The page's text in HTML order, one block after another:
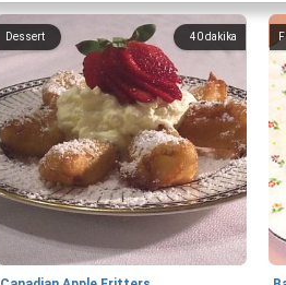
40dakika
Dessert